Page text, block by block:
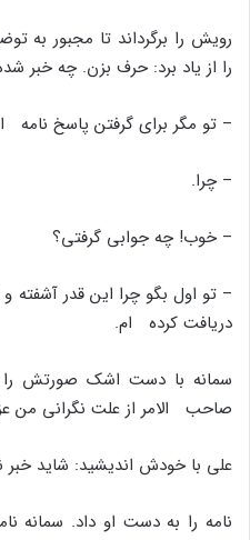
رویش را برگرداند تا مجبور به
را از یاد برد: حرف بزن. چه خبر
– تو مگر براى گرفتن پاسخ نامه
– چرا.
– خوب! چه جوابى گرفتى؟
– تو اول بگو چرا این قدر آشفته
دریافت کرده ام.
سمانه با دست اشک صورتش را
صاحب الامر از علت نگرانى من
على با خودش اندیشید: شاید خبر
نامه را به دست او داد. سمانه